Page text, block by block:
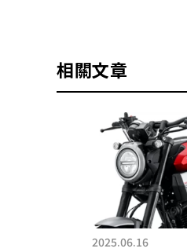
相關文章
2025.06.16